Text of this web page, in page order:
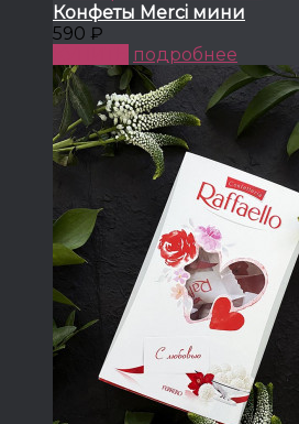
Конфеты Merci мини
590 ₽
подробнее